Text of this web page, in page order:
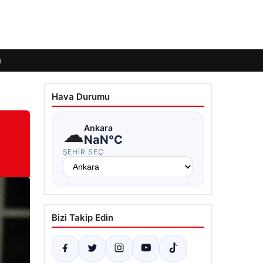
Hava Durumu
☁Ankara
NaN°C
ŞEHIR SEÇ
Bizi Takip Edin